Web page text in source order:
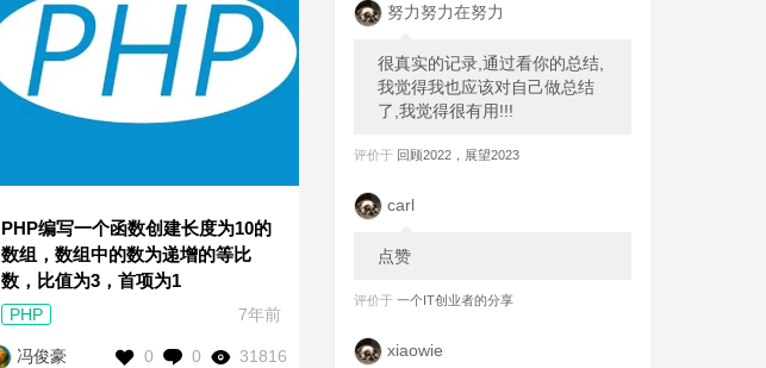
PHP编写一个函数创建长度为10的
数组，数组中的数为递增的等比
数，比值为3，首项为1
PHP 7年前
冯俊豪 31816
0
0
努力努力在努力
很真实的记录,通过看你的总结,
我觉得我也应该对自己做总结
了,我觉得很有用!!!
评价于 回顾2022，展望2023
carl
点赞
评价于 一个IT创业者的分享
xiaowie